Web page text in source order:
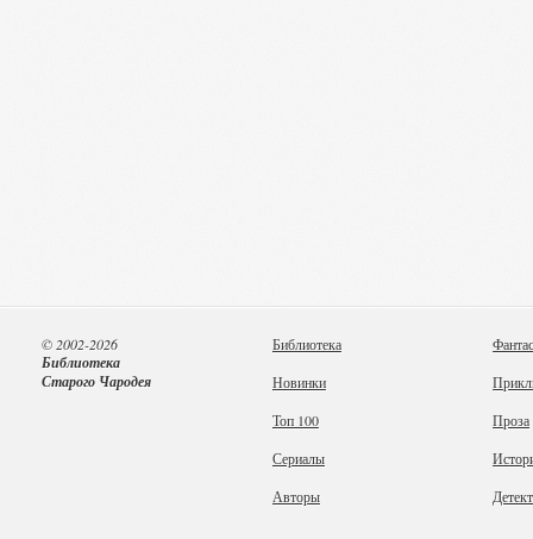
Библиотека
Новинки
Топ 100
Сериалы
Авторы
Проза
© 2002-2026
Библиотека
Старого Чародея